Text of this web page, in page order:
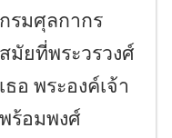
กรมศุลกากร
สมัยที่พระวรวงศ์
เธอ พระองค์เจ้า
พร้อมพงศ์